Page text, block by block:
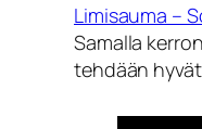
Limisauma –
Samalla
tehdään